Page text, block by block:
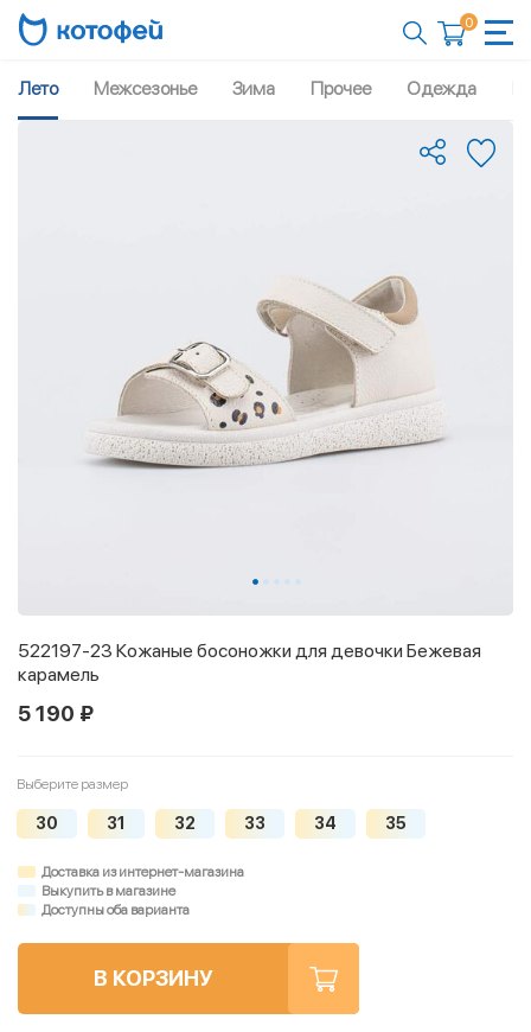
0
Лето Межсезонье Зима Прочее Одежда
522197-23 Кожаные босоножки для девочки Бежевая
карамель
5 190 ₽
Выберите размер
30 31 32 33 34 35
Доставка из интернет-магазина
Выкупить в магазине
Доступны оба варианта
В КОРЗИНУ